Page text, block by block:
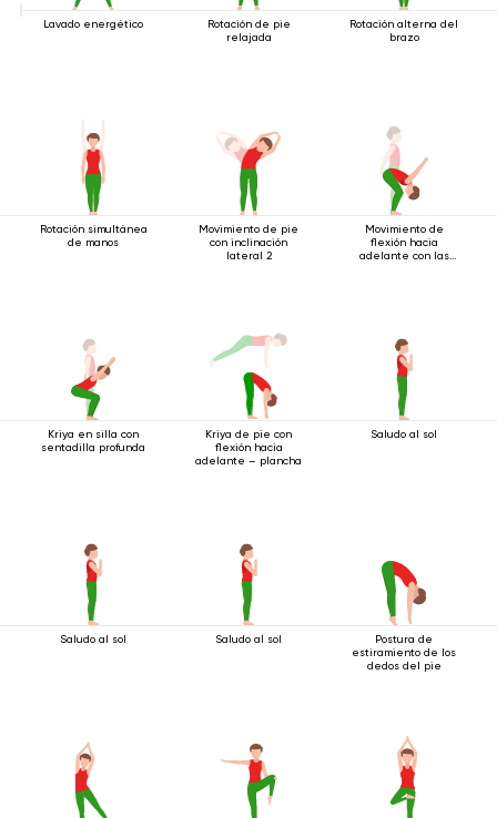
Lavado energético
Rotación de pie
relajada
Rotación alterna del
brazo
Rotación simultánea
de manos
Movimiento de pie
con inclinación
lateral 2
Movimiento de
flexión hacia
adelante con las
Kriya en silla con
sentadilla profunda
Kriya de pie con
flexión hacia
adelante – plancha
Saludo al sol
Saludo al sol Saludo al sol
Postura de
estiramiento de los
dedos del pie